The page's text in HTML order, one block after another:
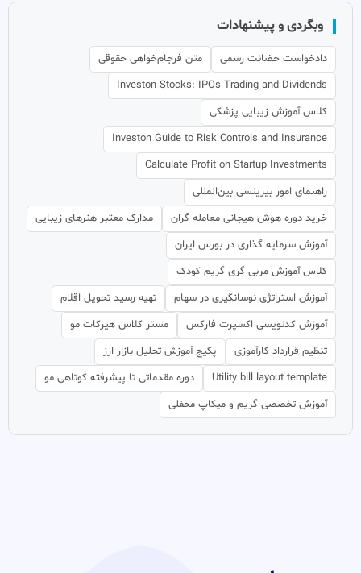
وبگردی و پیشنهادات
دادخواست حضانت رسمی
متن فرجام‌خواهی حقوقی
Investon Stocks: IPOs Trading and Dividends
کلاس آموزش زیبایی پزشکی
Investon Guide to Risk Controls and Insurance
Calculate Profit on Startup Investments
راهنمای امور بیزینسی بین‌المللی
خرید دوره هوش هیجانی معامله گران
مدارک معتبر هنرهای زیبایی
آموزش سرمایه گذاری در بورس ایران
کلاس آموزش مربی گری گریم کودک
آموزش استراتژی نوسانگیری در سهام
تهیه رسید تحویل اقلام
آموزش کدنویسی اکسپرت فارکس
مستر کلاس هیرکات مو
تنظیم قرارداد کارآموزی
پکیج آموزش تحلیل بازار ارز
Utility bill layout template
دوره مقدماتی تا پیشرفته کوتاهی مو
آموزش تخصصی گریم و میکاپ محفلی